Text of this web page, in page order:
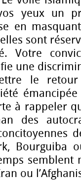
yeux un
en
sont
Votre
une
le
à rappeler
des
Bourguiba
semblent
ou